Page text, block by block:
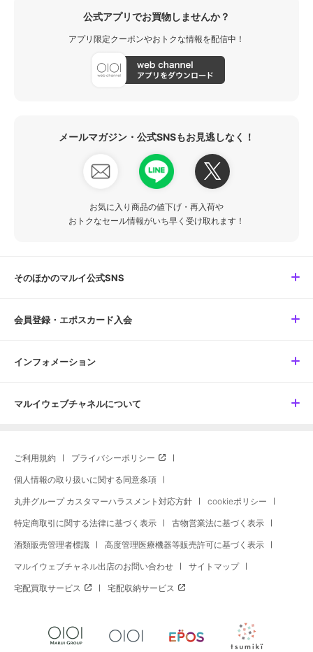
公式アプリでお買物しませんか？
アプリ限定クーポンやおトクな情報を配信中！
メールマガジン・公式SNSもお見逃しなく！
お気に入り商品の値下げ・再入荷や
おトクなセール情報がいち早く受け取れます！
そのほかのマルイ公式SNS
会員登録・エポスカード入会
インフォメーション
マルイウェブチャネルについて
ご利用規約 プライバシーポリシー
個人情報の取り扱いに関する同意条項
丸井グループ カスタマーハラスメント対応方針 cookieポリシー
特定商取引に関する法律に基づく表示 古物営業法に基づく表示
酒類販売管理者標識 高度管理医療機器等販売許可に基づく表示
マルイウェブチャネル出店のお問い合わせ サイトマップ
宅配買取サービス 宅配収納サービス